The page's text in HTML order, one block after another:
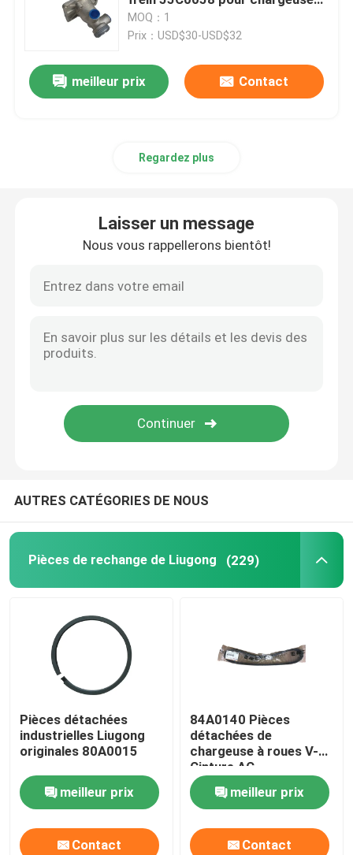
Pièces détachées
Pièces détachées Komatsu
Filtres pour équipements de construction
Pièces de rechange de XCMG
Pièces détachées Sinotruk
Pièces de rechange de Sany
Pièces détachées Perkins
Parties de Lovol
Pièces détachées Shangchai
pièces détachées Isuzu
Pièces détachées Ingersoll Rand
Pièces détachées Deutz
sur pneus XGMA XG931
MOQ：1
Prix：USD$30-USD$32
meilleur prix Contact
Regardez plus
Laisser un message
Nous vous rappellerons bientôt!
AUTRES CATÉGORIES DE NOUS
Pièces de rechange de Liugong (229)
Pièces détachées
industrielles Liugong
originales 80A0015
meilleur prix
Contact
84A0140 Pièces
détachées de
chargeuse à roues V-
Cinture AC
Compresseur pour
Liugongmeilleur prix
Contact